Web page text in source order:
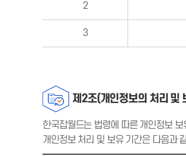
2
3
제2조(개인정보의 처리 및
한국잡월드는 법령에 따른 개인정보
개인정보 처리 및 보유 기간은 다음과